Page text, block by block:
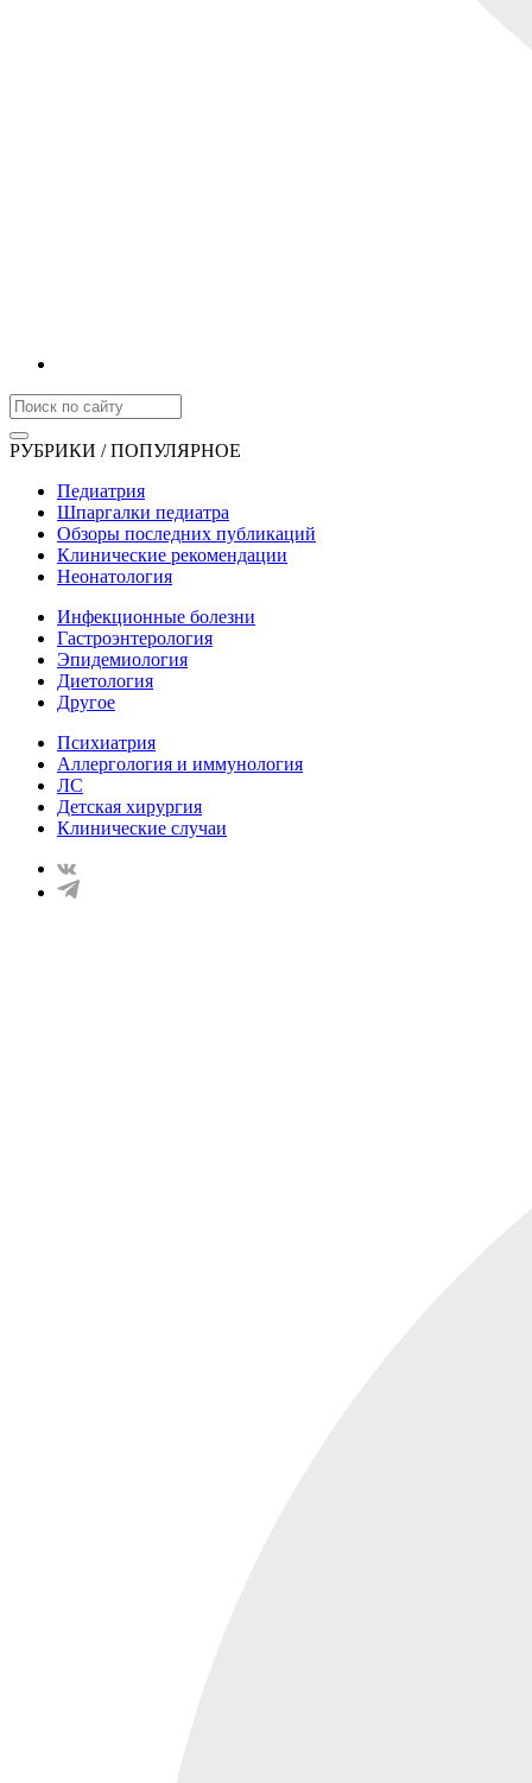
РУБРИКИ / ПОПУЛЯРНОЕ
Педиатрия
Шпаргалки педиатра
Обзоры последних публикаций
Клинические рекомендации
Неонатология
Инфекционные болезни
Гастроэнтерология
Эпидемиология
Диетология
Другое
Психиатрия
Аллергология и иммунология
ЛС
Детская хирургия
Клинические случаи